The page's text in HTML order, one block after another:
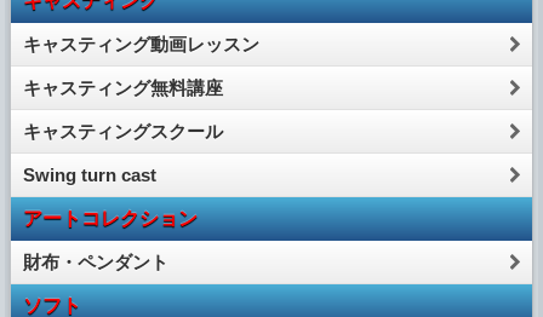
キャスティング動画レッスン
キャスティング無料講座
キャスティングスクール
Swing turn cast
アートコレクション
財布・ペンダント
ソフト